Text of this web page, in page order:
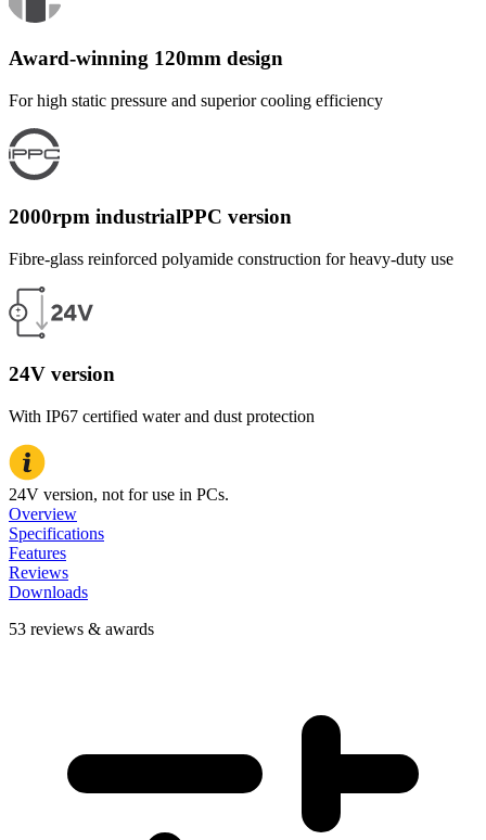
Award-winning 120mm design
For high static pressure and superior cooling efficiency
2000rpm industrialPPC version
Fibre-glass reinforced polyamide construction for heavy-duty use
24V version
With IP67 certified water and dust protection
24V version, not for use in PCs.
Overview
Specifications
Features
Reviews
Downloads
53 reviews & awards